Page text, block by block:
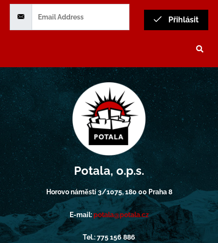
Přihlásit
Potala, o.p.s.
Horovo náměstí 3/1075, 180 00 Praha 8
E-mail:potala@potala.cz
Tel.: 775 156 886